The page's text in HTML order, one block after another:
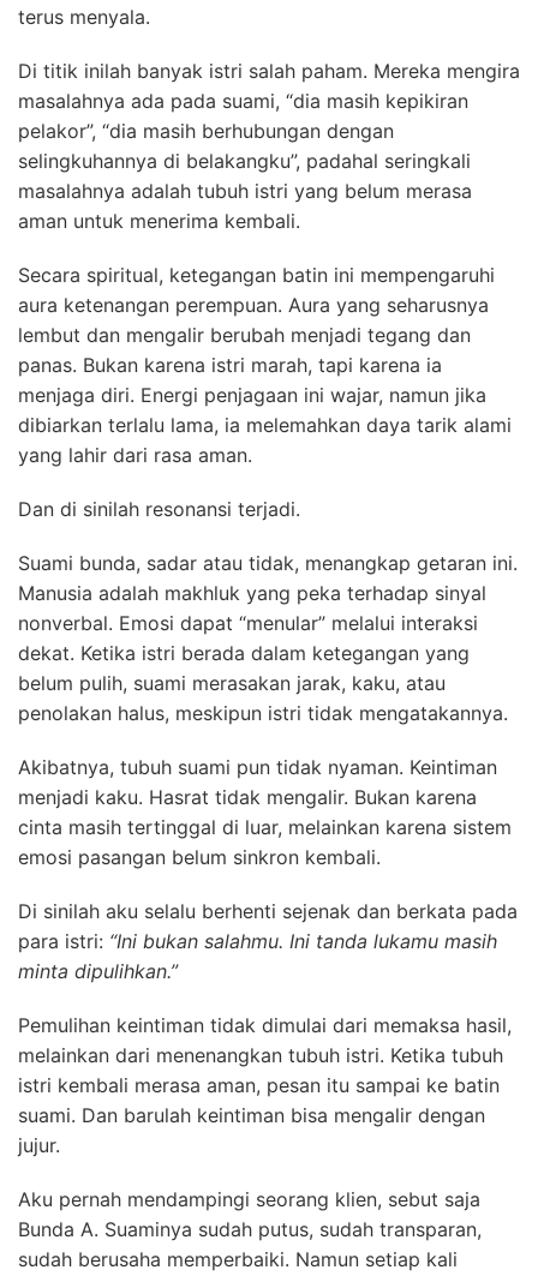
terus menyala.
Di titik inilah banyak istri salah paham. Mereka mengira
masalahnya ada pada suami, “dia masih kepikiran
pelakor”, “dia masih berhubungan dengan
selingkuhannya di belakangku”, padahal seringkali
masalahnya adalah tubuh istri yang belum merasa
aman untuk menerima kembali.
Secara spiritual, ketegangan batin ini mempengaruhi
aura ketenangan perempuan. Aura yang seharusnya
lembut dan mengalir berubah menjadi tegang dan
panas. Bukan karena istri marah, tapi karena ia
menjaga diri. Energi penjagaan ini wajar, namun jika
dibiarkan terlalu lama, ia melemahkan daya tarik alami
yang lahir dari rasa aman.
Dan di sinilah resonansi terjadi.
Suami bunda, sadar atau tidak, menangkap getaran ini.
Manusia adalah makhluk yang peka terhadap sinyal
nonverbal. Emosi dapat “menular” melalui interaksi
dekat. Ketika istri berada dalam ketegangan yang
belum pulih, suami merasakan jarak, kaku, atau
penolakan halus, meskipun istri tidak mengatakannya.
Akibatnya, tubuh suami pun tidak nyaman. Keintiman
menjadi kaku. Hasrat tidak mengalir. Bukan karena
cinta masih tertinggal di luar, melainkan karena sistem
emosi pasangan belum sinkron kembali.
Di sinilah aku selalu berhenti sejenak dan berkata pada
para istri: “Ini bukan salahmu. Ini tanda lukamu masih
minta dipulihkan.”
Pemulihan keintiman tidak dimulai dari memaksa hasil,
melainkan dari menenangkan tubuh istri. Ketika tubuh
istri kembali merasa aman, pesan itu sampai ke batin
suami. Dan barulah keintiman bisa mengalir dengan
jujur.
Aku pernah mendampingi seorang klien, sebut saja
Bunda A. Suaminya sudah putus, sudah transparan,
sudah berusaha memperbaiki. Namun setiap kali